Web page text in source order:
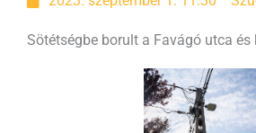
Sötétségbe borult a Favágó utca és